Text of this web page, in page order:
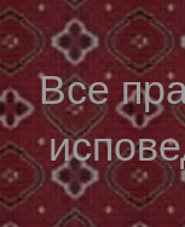
Все